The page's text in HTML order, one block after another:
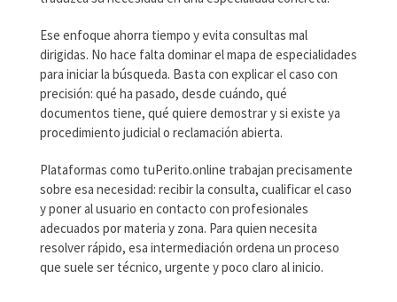
Ese enfoque ahorra tiempo y evita consultas mal
dirigidas. No hace falta dominar el mapa de especialidades
para iniciar la búsqueda. Basta con explicar el caso con
precisión: qué ha pasado, desde cuándo, qué
documentos tiene, qué quiere demostrar y si existe ya
procedimiento judicial o reclamación abierta.
Plataformas como tuPerito.online trabajan precisamente
sobre esa necesidad: recibir la consulta, cualificar el caso
y poner al usuario en contacto con profesionales
adecuados por materia y zona. Para quien necesita
resolver rápido, esa intermediación ordena un proceso
que suele ser técnico, urgente y poco claro al inicio.